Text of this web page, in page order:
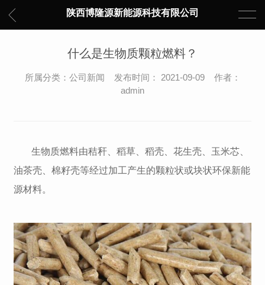
陕西博隆源新能源科技有限公司
什么是生物质颗粒燃料？
所属分类：公司新闻 发布时间： 2021-09-09 作者：
admin
生物质燃料由秸秆、稻草、稻壳、花生壳、玉米芯、
油茶壳、棉籽壳等经过加工产生的颗粒状或块状环保新能
源材料。